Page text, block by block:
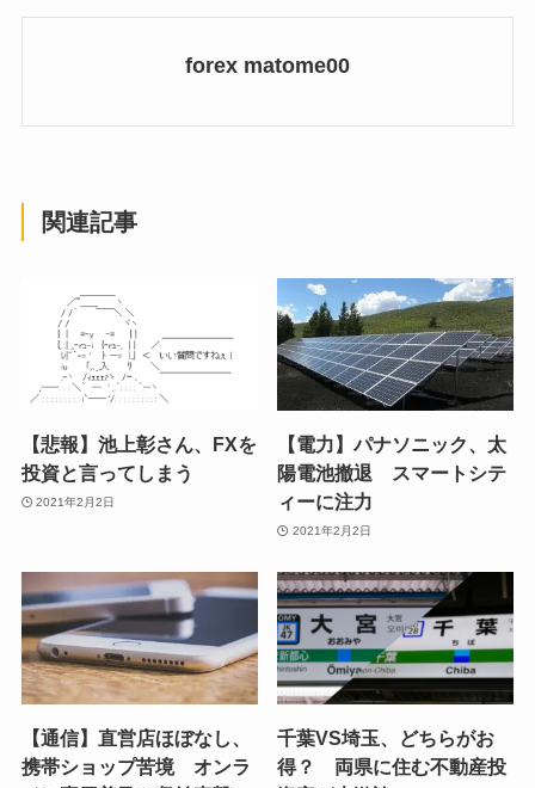
forex matome00
関連記事
【悲報】池上彰さん、FXを
投資と言ってしまう
2021年2月2日
【電力】パナソニック、太
陽電池撤退 スマートシテ
ィーに注力
2021年2月2日
【通信】直営店ほぼなし、
携帯ショップ苦境 オンラ
千葉VS埼玉、どちらがお
得？ 両県に住む不動産投